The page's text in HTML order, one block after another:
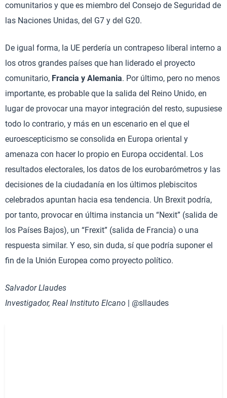
comunitarios y que es miembro del Consejo de Seguridad de
las Naciones Unidas, del G7 y del G20.
De igual forma, la UE perdería un contrapeso liberal interno a
los otros grandes países que han liderado el proyecto
comunitario, Francia y Alemania. Por último, pero no menos
importante, es probable que la salida del Reino Unido, en
lugar de provocar una mayor integración del resto, supusiese
todo lo contrario, y más en un escenario en el que el
euroescepticismo se consolida en Europa oriental y
amenaza con hacer lo propio en Europa occidental. Los
resultados electorales, los datos de los eurobarómetros y las
decisiones de la ciudadanía en los últimos plebiscitos
celebrados apuntan hacia esa tendencia. Un Brexit podría,
por tanto, provocar en última instancia un “Nexit” (salida de
los Países Bajos), un “Frexit” (salida de Francia) o una
respuesta similar. Y eso, sin duda, sí que podría suponer el
fin de la Unión Europea como proyecto político.
Salvador Llaudes
Investigador, Real Instituto Elcano | @sllaudes